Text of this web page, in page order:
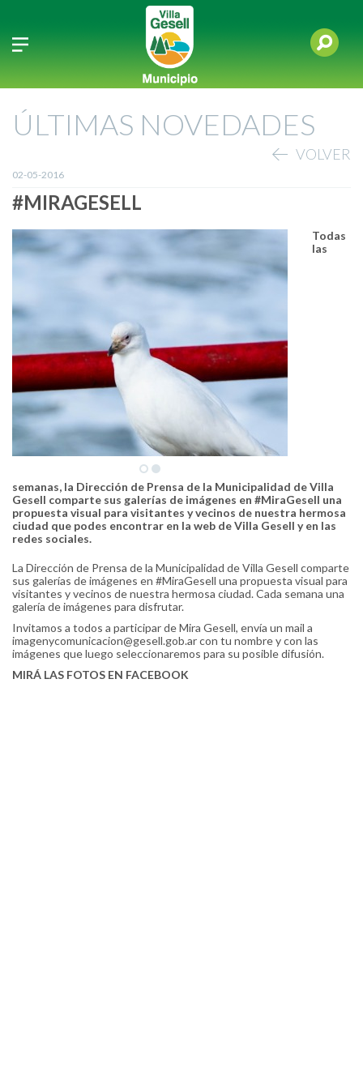
ÚLTIMAS NOVEDADES
VOLVER
02-05-2016
#MIRAGESELL
Todas
las
semanas, la Dirección de Prensa de la Municipalidad de Villa
Gesell comparte sus galerías de imágenes en #‎MiraGesell una
propuesta visual para visitantes y vecinos de nuestra hermosa
ciudad que podes encontrar en la web de Villa Gesell y en las
redes sociales.
La Dirección de Prensa de la Municipalidad de Villa Gesell comparte
sus galerías de imágenes en #MiraGesell una propuesta visual para
visitantes y vecinos de nuestra hermosa ciudad. Cada semana una
galería de imágenes para disfrutar.
Invitamos a todos a participar de Mira Gesell, envía un mail a
imagenycomunicacion@gesell.gob.ar con tu nombre y con las
imágenes que luego seleccionaremos para su posible difusión.
MIRÁ LAS FOTOS EN FACEBOOK